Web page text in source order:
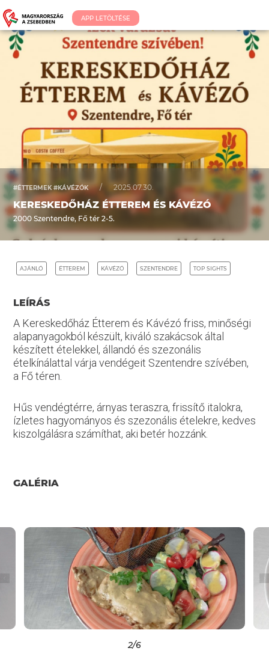
APP LETÖLTÉSE
#ÉTTERMEK #KÁVÉZÓK / 2025.07.30.
KERESKEDŐHÁZ ÉTTEREM ÉS KÁVÉZÓ
2000 Szentendre, Fő tér 2-5.
AJÁNLÓ ÉTTEREM KÁVÉZÓ SZENTENDRE TOP SIGHTS
LEÍRÁS
A Kereskedőház Étterem és Kávézó friss, minőségi
alapanyagokból készült, kiváló szakácsok által
készített ételekkel, állandó és szezonális
ételkínálattal várja vendégeit Szentendre szívében,
a Fő téren.
Hűs vendégtérre, árnyas teraszra, frissítő italokra,
ízletes hagyományos és szezonális ételekre, kedves
kiszolgálásra számíthat, aki betér hozzánk.
GALÉRIA
2/6